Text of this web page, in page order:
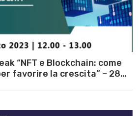
“NFT e Blockchain: come
favorire la crescita” – 28